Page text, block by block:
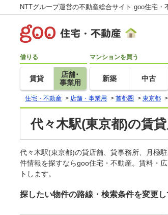
NTTグループ運営の不動産総合サイト goo住宅・
借りる
賃貸
店舗･
事業用
マンションを買う
新築 中古
住宅・不動産 > 店舗・事業用 > 首都圏 > 東京都 >
代々木駅(東京都)の賃
代々木駅(東京都)の貸店舗、貸事務所、月極
件情報を探すならgoo住宅・不動産。賃料・
トします。
探したい物件の路線・検索条件を変更